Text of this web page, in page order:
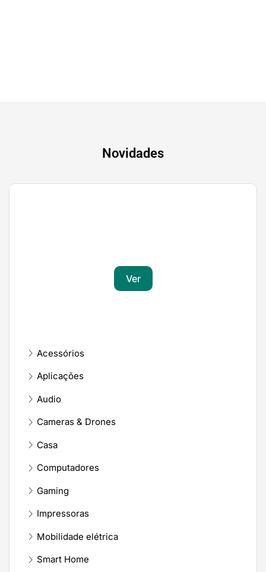
Novidades
Ver
Acessórios
Aplicações
Audio
Cameras & Drones
Casa
Computadores
Gaming
Impressoras
Mobilidade elétrica
Smart Home